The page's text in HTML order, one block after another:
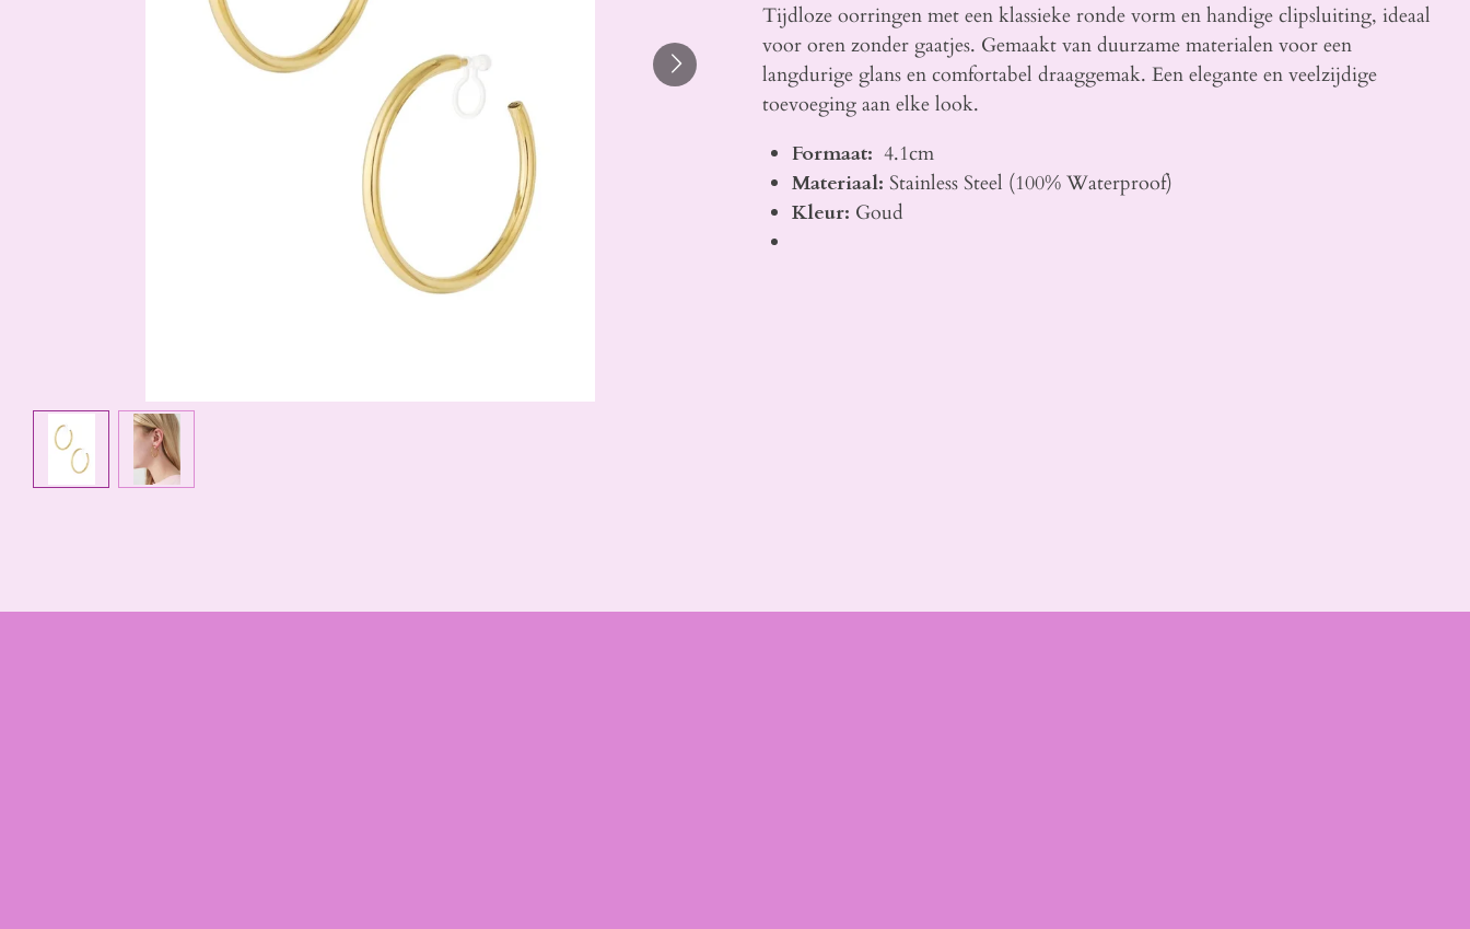
Tijdloze oorringen met een klassieke ronde vorm en handige clipsluiting, ideaal
voor oren zonder gaatjes. Gemaakt van duurzame materialen voor een
langdurige glans en comfortabel draaggemak. Een elegante en veelzijdige
toevoeging aan elke look.
Formaat: 4.1cm
Materiaal: Stainless Steel (100% Waterproof)
Kleur: Goud